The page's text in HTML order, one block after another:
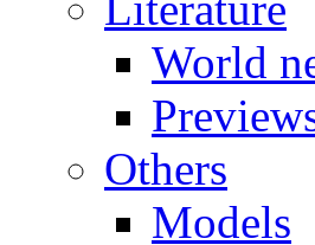
World
Others
Models